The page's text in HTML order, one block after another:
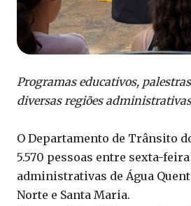
Programas educativos,
diversas regiões
O Departamento de Trânsito
5.570 pessoas entre sexta-
administrativas de Água
Norte e Santa Maria.